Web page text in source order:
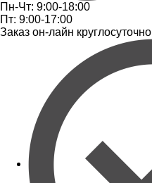
Пн-Чт: 9:00-18:00
Пт: 9:00-17:00
Заказ он-лайн круглосуточно